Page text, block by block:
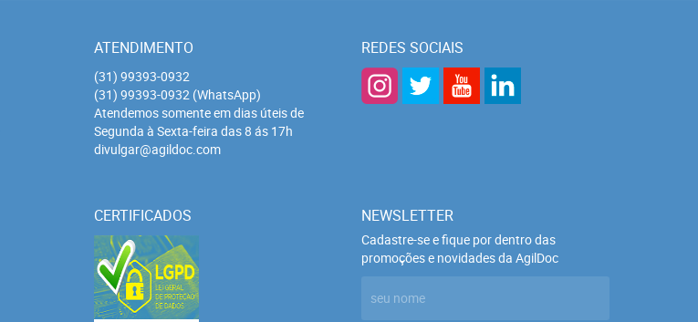
ATENDIMENTO
(31) 99393-0932
(31) 99393-0932 (WhatsApp)
Atendemos somente em dias úteis de
Segunda à Sexta-feira das 8 ás 17h
divulgar@agildoc.com
REDES SOCIAIS
CERTIFICADOS NEWSLETTER
Cadastre-se e fique por dentro das
promoções e novidades da AgilDoc